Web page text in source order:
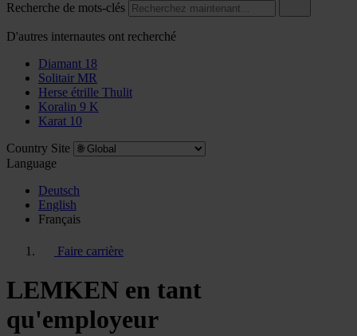
Recherche de mots-clés
D'autres internautes ont recherché
Diamant 18
Solitair MR
Herse étrille Thulit
Koralin 9 K
Karat 10
Country Site
Language
Deutsch
English
Français
Faire carrière
LEMKEN en tant
qu'employeur